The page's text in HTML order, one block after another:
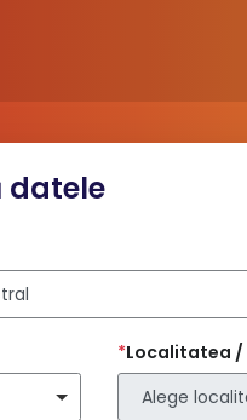
datele
*Localitatea /